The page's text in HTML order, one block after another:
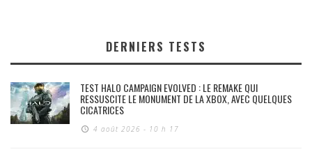
DERNIERS TESTS
TEST HALO CAMPAIGN EVOLVED : LE REMAKE QUI
RESSUSCITE LE MONUMENT DE LA XBOX, AVEC QUELQUES
CICATRICES
4 août 2026 - 10 h 17